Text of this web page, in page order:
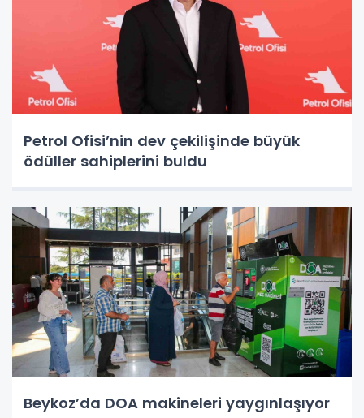
Petrol Ofisi’nin dev çekilişinde büyük
ödüller sahiplerini buldu
Beykoz’da DOA makineleri yaygınlaşıyor